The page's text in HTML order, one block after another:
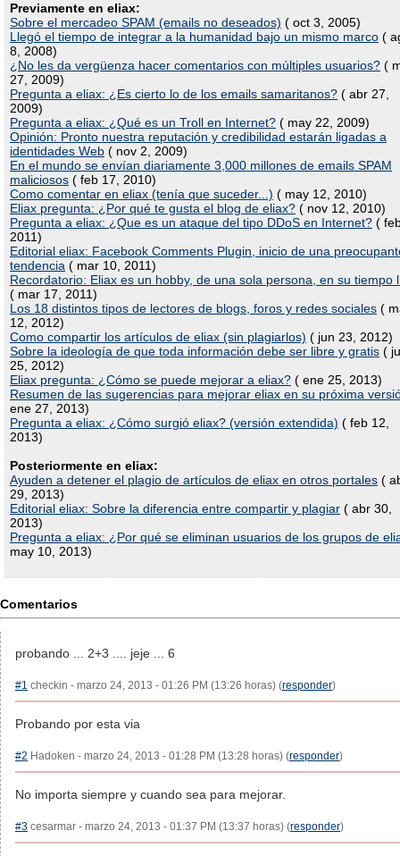
Previamente en eliax:
Sobre el mercadeo SPAM (emails no deseados) ( oct 3, 2005)
Llegó el tiempo de integrar a la humanidad bajo un mismo marco (
8, 2008)
¿No les da vergüenza hacer comentarios con múltiples usuarios? (
27, 2009)
Pregunta a eliax: ¿Es cierto lo de los emails samaritanos? ( abr 27,
2009)
Pregunta a eliax: ¿Qué es un Troll en Internet? ( may 22, 2009)
Opinión: Pronto nuestra reputación y credibilidad estarán ligadas a
identidades Web ( nov 2, 2009)
En el mundo se envían diariamente 3,000 millones de emails SPAM
maliciosos ( feb 17, 2010)
Como comentar en eliax (tenía que suceder...) ( may 12, 2010)
Eliax pregunta: ¿Por qué te gusta el blog de eliax? ( nov 12, 2010)
Pregunta a eliax: ¿Que es un ataque del tipo DDoS en Internet? (
2011)
Editorial eliax: Facebook Comments Plugin, inicio de una
tendencia ( mar 10, 2011)
Recordatorio: Eliax es un hobby, de una sola persona, en su tiempo
( mar 17, 2011)
Los 18 distintos tipos de lectores de blogs, foros y redes sociales (
12, 2012)
Como compartir los artículos de eliax (sin plagiarlos) ( jun 23, 2012)
Sobre la ideología de que toda información debe ser libre y gratis (
25, 2012)
Eliax pregunta: ¿Cómo se puede mejorar a eliax? ( ene 25, 2013)
Resumen de las sugerencias para mejorar eliax en su próxima
ene 27, 2013)
Pregunta a eliax: ¿Cómo surgió eliax? (versión extendida) ( feb 12,
2013)
Posteriormente en eliax:
Ayuden a detener el plagio de artículos de eliax en otros portales (
29, 2013)
Editorial eliax: Sobre la diferencia entre compartir y plagiar ( abr 30,
2013)
Pregunta a eliax: ¿Por qué se eliminan usuarios de los grupos de
may 10, 2013)
Comentarios
probando ... 2+3 .... jeje ... 6
#1 checkin - marzo 24, 2013 - 01:26 PM (13:26 horas) (responder)
Probando por esta via
#2 Hadoken - marzo 24, 2013 - 01:28 PM (13:28 horas) (responder)
No importa siempre y cuando sea para mejorar.
#3 cesarmar - marzo 24, 2013 - 01:37 PM (13:37 horas) (responder)